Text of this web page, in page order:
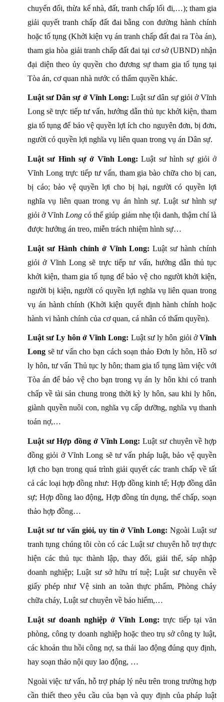
chuyển đổi, thừa kế nhà, đất, tranh chấp lối đi,…); tham gia
giải quyết tranh chấp đất đai bằng con đường hành chính
hoặc tố tụng (Khởi kiện vụ án tranh chấp đất đai ra Tòa án),
tham gia hòa giải tranh chấp đất đai tại cơ sở (UBND) nhận
đại diện theo ủy quyền cho đương sự tham gia tố tụng tại
Tòa án, cơ quan nhà nước có thẩm quyền khác.
Luật sư Dân sự ở Vĩnh Long: Luật sư dân sự giỏi ở Vĩnh
Long sẽ trực tiếp tư vấn, hướng dẫn thủ tục khởi kiện, tham
gia tố tụng để bảo vệ quyền lợi ích cho nguyên đơn, bị đơn,
người có quyền lợi nghĩa vụ liên quan trong vụ án Dân sự.
Luật sư Hình sự ở Vĩnh Long: Luật sư hình sự giỏi ở
Vĩnh Long trực tiếp tư vấn, tham gia bào chữa cho bị can,
bị cáo; bảo vệ quyền lợi cho bị hại, người có quyền lợi
nghĩa vụ liên quan trong vụ án hình sự. Luật sư hình sự
giỏi ở Vĩnh Long có thể giúp giảm nhẹ tội danh, thậm chí là
được hưởng án treo, miễn trách nhiệm hình sự…
Luật sư Hành chính ở Vĩnh Long: Luật sư hành chính
giỏi ở Vĩnh Long sẽ trực tiếp tư vấn, hướng dẫn thủ tục
khởi kiện, tham gia tố tụng để bảo vệ cho người khởi kiện,
người bị kiện, người có quyền lợi nghĩa vụ liên quan trong
vụ án hành chính (Khởi kiện quyết định hành chính hoặc
hành vi hành chính của cơ quan, cá nhân có thẩm quyền).
Luật sư Ly hôn ở Vĩnh Long: Luật sư ly hôn giỏi ởVĩnh
Long sẽ tư vấn cho bạn cách soạn thảo Đơn ly hôn, Hồ sơ
ly hôn, tư vấn Thủ tục ly hôn; tham gia tố tụng làm việc với
Tòa án để bảo vệ cho bạn trong vụ án ly hôn khi có tranh
chấp về tài sản chung trong thời kỳ ly hôn, sau khi ly hôn,
giành quyền nuôi con, nghĩa vụ cấp dưỡng, nghĩa vụ thanh
toán nợ,…
Luật sư Hợp đồng ở Vĩnh Long: Luật sư chuyên về hợp
đồng giỏi ở Vĩnh Long sẽ tư vấn pháp luật, bảo vệ quyền
lợi cho bạn trong quá trình giải quyết các tranh chấp về tất
cả các loại hợp đồng như: Hợp đồng kinh tế; Hợp đồng dân
sự; Hợp đồng lao động, Hợp đồng tín dụng, thế chấp, soạn
thảo hợp đồng…
Luật sư tư vấn giỏi, uy tín ở Vĩnh Long: Ngoài Luật sư
tranh tụng chúng tôi còn có các Luật sư chuyên hỗ trợ thực
hiện các thủ tục thành lập, thay đổi, giải thể, sáp nhập
doanh nghiệp; Luật sư sở hữu trí tuệ; Luật sư chuyên về
giấy phép như Vệ sinh an toàn thực phẩm, Phòng cháy
chữa cháy, Luật sư chuyên về bảo hiểm,…
Luật sư doanh nghiệp ở Vĩnh Long: trực tiếp tại văn
phòng, công ty doanh nghiệp hoặc theo trụ sở công ty luật,
các khoản thu hồi công nợ, sa thải lao động đúng quy định,
hay soạn thảo nội quy lao động, …
Ngoài việc tư vấn, hỗ trợ pháp lý nêu trên trong trường hợp
cần thiết theo yêu cầu của bạn và quy định của pháp luật